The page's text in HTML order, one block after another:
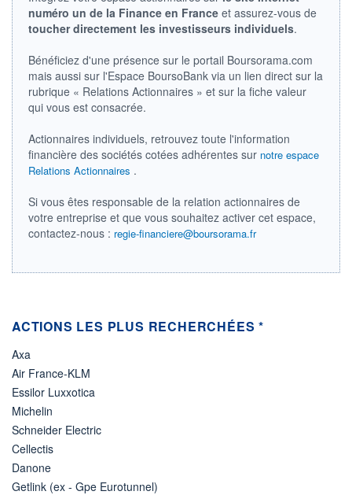
0,0000 0,1587
+ HAUT + BAS
VOLUME
0
CAPITAL ÉCHANGÉ
0,00%
VALORISATION
BAISSE
7,9800
HAUSSE
0,0000
RENDEMENT
DERNIER
ÉCHANGE
07.08.26 / 22:00:00
+ PORTEFEUILLE
numéro un de la Finance en France et assurez-vous de
toucher directement les investisseurs individuels.
Bénéficiez d'une présence sur le portail Boursorama.com
mais aussi sur l'Espace BoursoBank via un lien direct sur la
rubrique « Relations Actionnaires » et sur la fiche valeur
qui vous est consacrée.
Actionnaires individuels, retrouvez toute l'information
financière des sociétés cotées adhérentes sur notre espace
Relations Actionnaires .
Si vous êtes responsable de la relation actionnaires de
votre entreprise et que vous souhaitez activer cet espace,
contactez-nous : regie-financiere@boursorama.fr
ACTIONS LES PLUS RECHERCHÉES *
Axa
Air France-KLM
Essilor Luxxotica
Michelin
Schneider Electric
Cellectis
Danone
Getlink (ex - Gpe Eurotunnel)